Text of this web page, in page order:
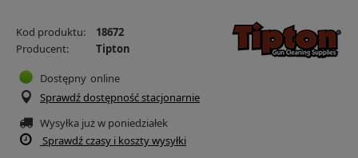
Kod produktu:
18672
Producent:
Tipton
Dostępny online
Sprawdź dostępność stacjonarnie
Wysyłka jużw poniedziałek
Sprawdź czasy i koszty wysyłki